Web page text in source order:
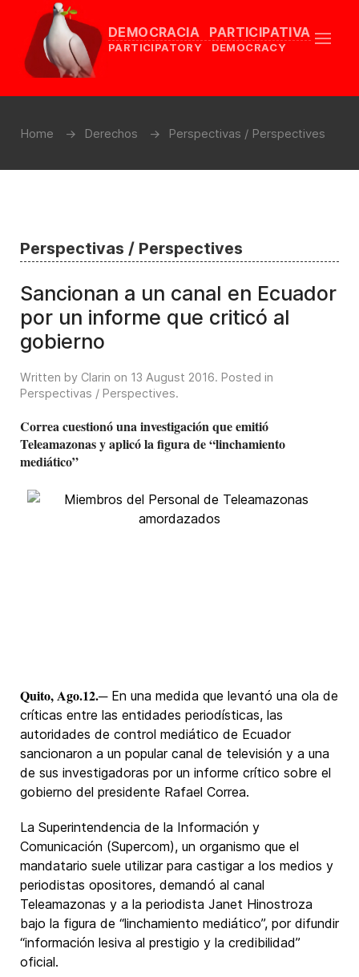
DEMOCRACIA PARTICIPATIVA
PARTICIPATORY DEMOCRACY
Home Derechos Perspectivas / Perspectives
Perspectivas / Perspectives
Sancionan a un canal en Ecuador
por un informe que criticó al
gobierno
Written by Clarin on 13 August 2016. Posted in
Perspectivas / Perspectives.
Correa cuestionó una investigación que emitió
Teleamazonas y aplicó la figura de “linchamiento
mediático”
Quito, Ago.12.─ En una medida que levantó una ola de
críticas entre las entidades periodísticas, las
autoridades de control mediático de Ecuador
sancionaron a un popular canal de televisión y a una
de sus investigadoras por un informe crítico sobre el
gobierno del presidente Rafael Correa.
La Superintendencia de la Información y
Comunicación (Supercom), un organismo que el
mandatario suele utilizar para castigar a los medios y
periodistas opositores, demandó al canal
Teleamazonas y a la periodista Janet Hinostroza
bajo la figura de “linchamiento mediático”, por difundir
“información lesiva al prestigio y la credibilidad”
oficial.